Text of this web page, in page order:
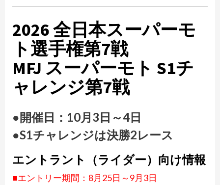
2026 全日本スーパーモ
ト選手権第7戦
MFJ スーパーモト S1チ
ャレンジ第7戦
●開催日：10月3日～4日
●S1チャレンジは決勝2レース
エントラント（ライダー）向け情報
■エントリー期間：8月25日～9月3日